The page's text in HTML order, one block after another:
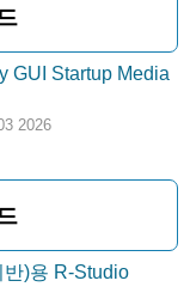
GUI Startup Media
2026
반)용 R-Studio